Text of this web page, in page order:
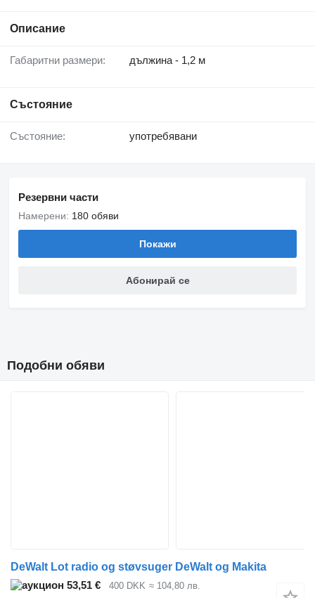
Описание
Габаритни размери: дължина - 1,2 м
Състояние
Състояние: употребявани
Резервни части
Намерени: 180 обяви
Покажи
Абонирай се
Подобни обяви
DeWalt Lot radio og støvsuger DeWalt og Makita
53,51 €
400 DKK ≈ 104,80 лв.